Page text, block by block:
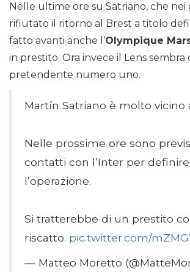
Nelle ultime ore su Satriano, che nei
rifiutato il ritorno al Brest a titolo
fatto avanti anche l’Olympique
in prestito. Ora invece il Lens sembra
pretendente numero uno.
Martín Satriano è molto vicino
Nelle prossime ore sono
contatti con l’Inter per definire
l’operazione.
Si tratterebbe di un prestito
riscatto. pic.twitter.com/
— Matteo Moretto